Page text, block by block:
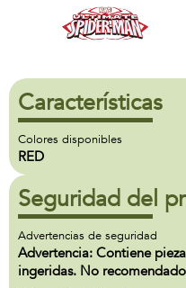
Características
Colores disponibles
RED
Seguridad del
Advertencias de seguridad
Advertencia: Contiene
ingeridas. No